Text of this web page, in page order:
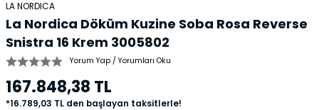
LA NORDICA
La Nordica Döküm Kuzine Soba Rosa Reverse
Snistra 16 Krem 3005802
Yorum Yap / Yorumları Oku
167.848,38 TL
*16.789,03 TL den başlayan taksitlerle!